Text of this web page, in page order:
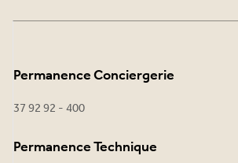
Permanence Conciergerie
37 92 92 - 400
Permanence Technique